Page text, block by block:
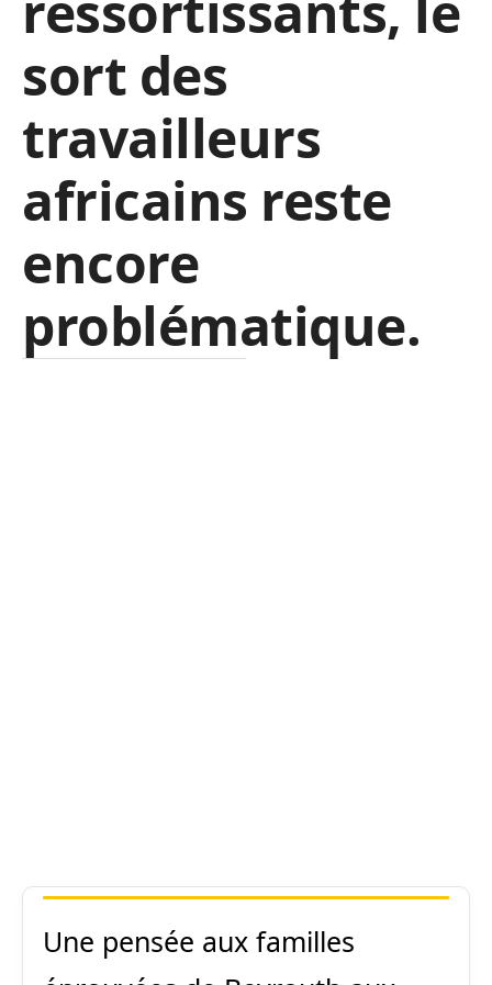
sort des
travailleurs
africains reste
encore
problématique.
Une pensée aux familles